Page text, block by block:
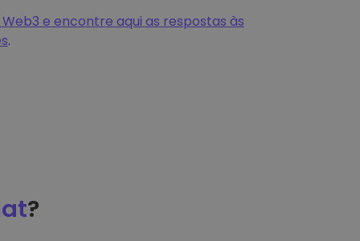
e encontre aqui as respostas às
.
?